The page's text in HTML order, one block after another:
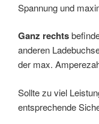
Spannung und
Ganz rechts
anderen
der max.
Sollte zu viel
entsprechende